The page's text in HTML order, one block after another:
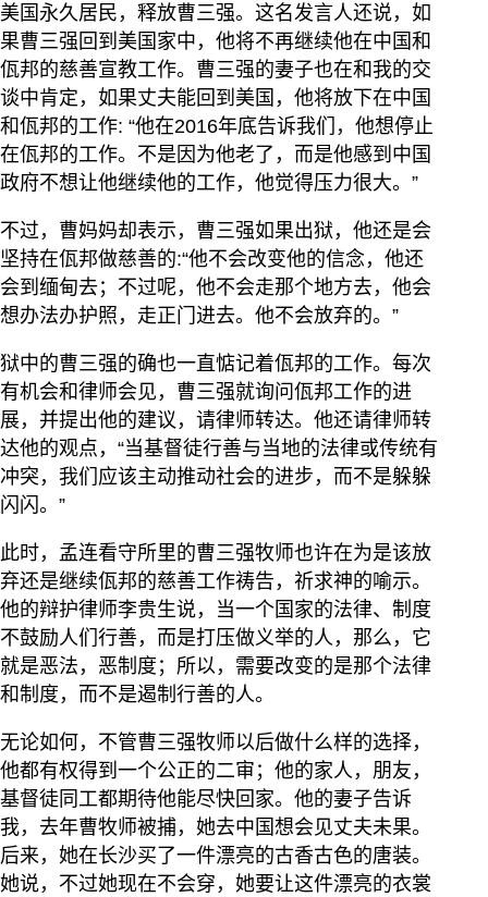
美国永久居民，释放曹三强。这名发言人还说，如
果曹三强回到美国家中，他将不再继续他在中国和
佤邦的慈善宣教工作。曹三强的妻子也在和我的交
谈中肯定，如果丈夫能回到美国，他将放下在中国
和佤邦的工作: “他在2016年底告诉我们，他想停止
在佤邦的工作。不是因为他老了，而是他感到中国
政府不想让他继续他的工作，他觉得压力很大。”
不过，曹妈妈却表示，曹三强如果出狱，他还是会
坚持在佤邦做慈善的:“他不会改变他的信念，他还
会到缅甸去；不过呢，他不会走那个地方去，他会
想办法办护照，走正门进去。他不会放弃的。”
狱中的曹三强的确也一直惦记着佤邦的工作。每次
有机会和律师会见，曹三强就询问佤邦工作的进
展，并提出他的建议，请律师转达。他还请律师转
达他的观点，“当基督徒行善与当地的法律或传统有
冲突，我们应该主动推动社会的进步，而不是躲躲
闪闪。”
此时，孟连看守所里的曹三强牧师也许在为是该放
弃还是继续佤邦的慈善工作祷告，祈求神的喻示。
他的辩护律师李贵生说，当一个国家的法律、制度
不鼓励人们行善，而是打压做义举的人，那么，它
就是恶法，恶制度；所以，需要改变的是那个法律
和制度，而不是遏制行善的人。
无论如何，不管曹三强牧师以后做什么样的选择，
他都有权得到一个公正的二审；他的家人，朋友，
基督徒同工都期待他能尽快回家。他的妻子告诉
我，去年曹牧师被捕，她去中国想会见丈夫未果。
后来，她在长沙买了一件漂亮的古香古色的唐装。
她说，不过她现在不会穿，她要让这件漂亮的衣裳